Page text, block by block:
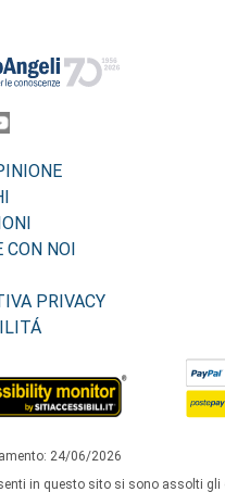
CON NOI
PRIVACY
24/06/2026
in questo sito si sono assolti